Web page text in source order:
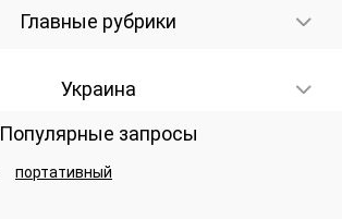
Главные рубрики
Украина
Популярные запросы
портативный